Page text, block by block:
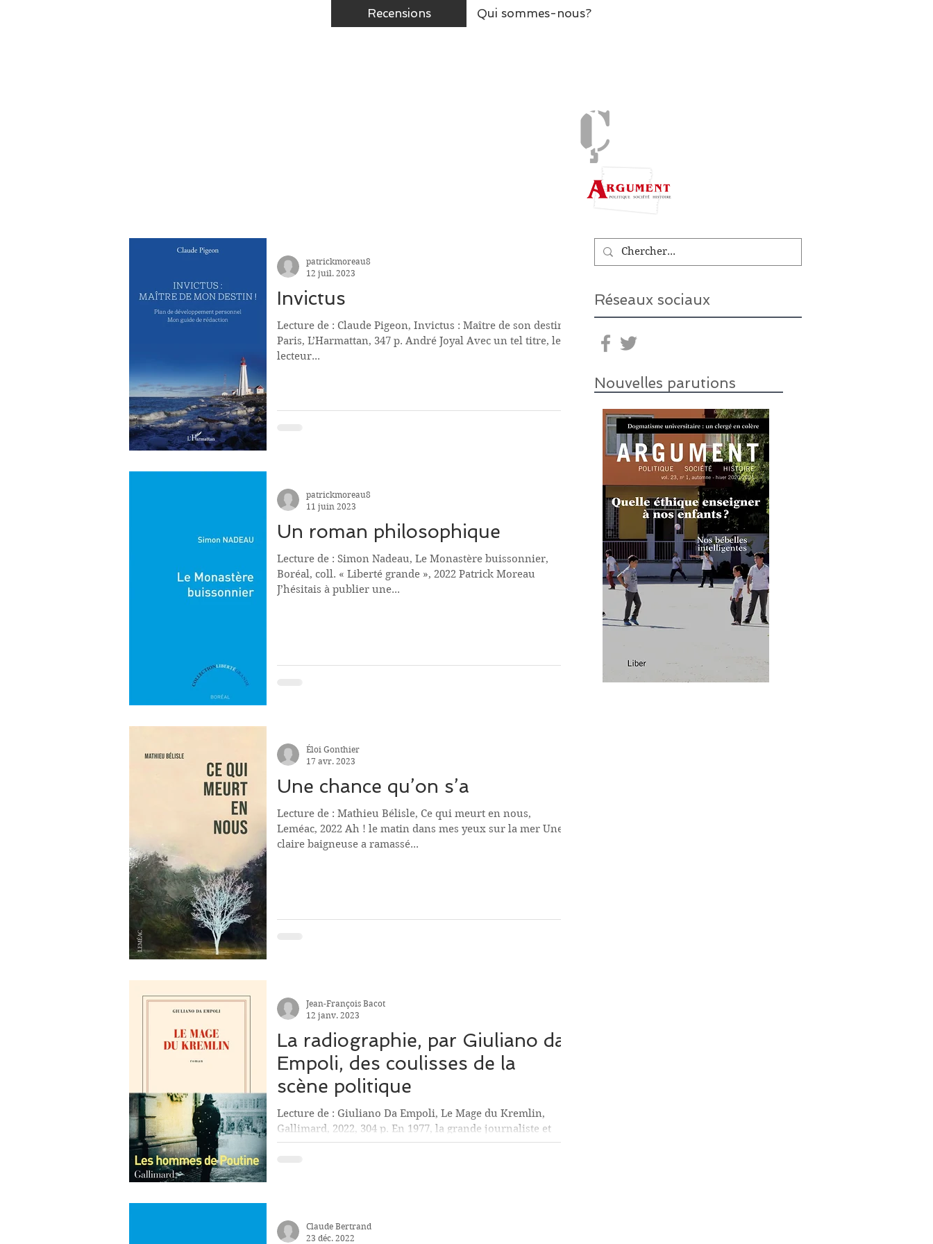
Recensions Qui sommes-nous?
ç
On a lu.Ca
Invictus
Lecture de : Claude Pigeon, Invictus : Maître de son destin,
Paris, L’Harmattan, 347 p. André Joyal Avec un tel titre, le
lecteur...
patrickmoreau8
12 juil. 2023
Un roman philosophique
Lecture de : Simon Nadeau, Le Monastère buissonnier,
Boréal, coll. « Liberté grande », 2022 Patrick Moreau
J’hésitais à publier une...
patrickmoreau8
11 juin 2023
Une chance qu’on s’a
Lecture de : Mathieu Bélisle, Ce qui meurt en nous,
Leméac, 2022 Ah ! le matin dans mes yeux sur la mer Une
claire baigneuse a ramassé...
Éloi Gonthier
17 avr. 2023
La radiographie, par Giuliano da
Empoli, des coulisses de la
scène politique
Lecture de : Giuliano Da Empoli, Le Mage du Kremlin,
Gallimard, 2022, 304 p. En 1977, la grande journaliste et
commentatrice avisée des...
Jean-François Bacot
12 janv. 2023
Claude Bertrand
23 déc. 2022
Réseaux sociaux
Nouvelles parutions